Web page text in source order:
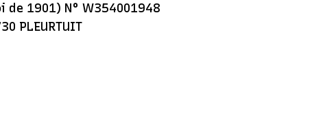
de 1901) N° W354001948
PLEURTUIT